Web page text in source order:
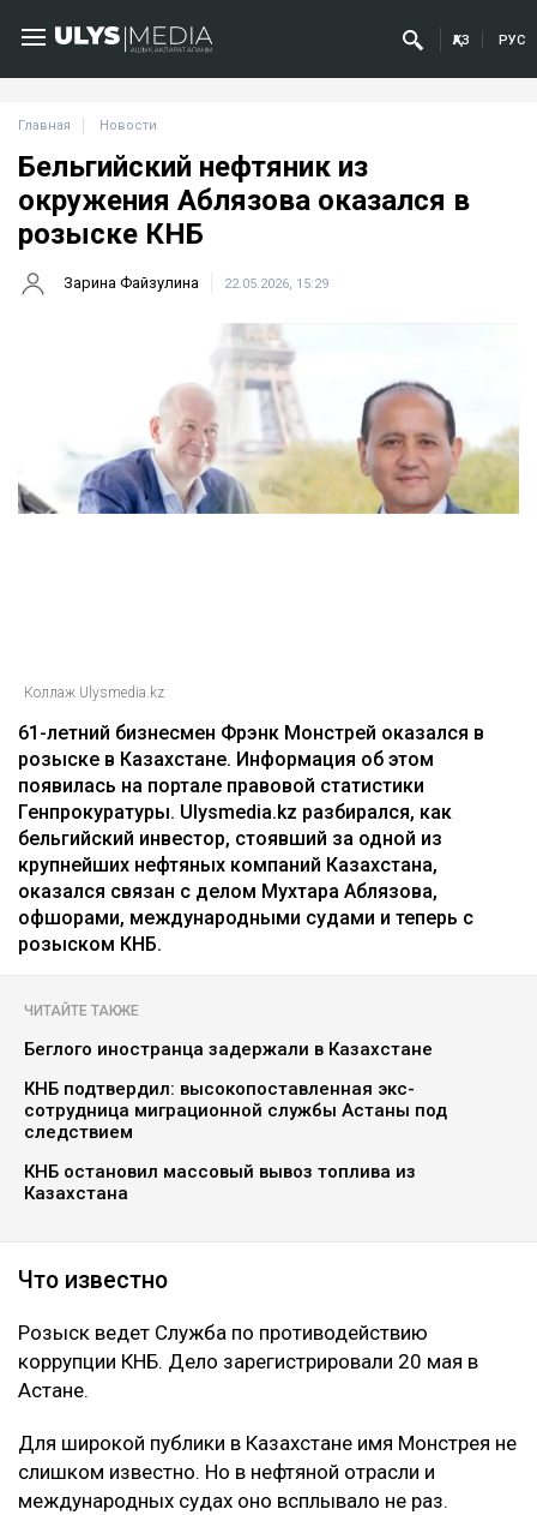
ҚАЗ РУС
Главная Новости
Бельгийский нефтяник из
окружения Аблязова оказался в
розыске КНБ
Зарина Файзулина 22.05.2026, 15:29
Коллаж Ulysmedia.kz
61-летний бизнесмен Фрэнк Монстрей оказался в
розыске в Казахстане. Информация об этом
появилась на портале правовой статистики
Генпрокуратуры. Ulysmedia.kz разбирался, как
бельгийский инвестор, стоявший за одной из
крупнейших нефтяных компаний Казахстана,
оказался связан с делом Мухтара Аблязова,
офшорами, международными судами и теперь с
розыском КНБ.
ЧИТАЙТЕ ТАКЖЕ
Беглого иностранца задержали в Казахстане
КНБ подтвердил: высокопоставленная экс-
сотрудница миграционной службы Астаны под
следствием
КНБ остановил массовый вывоз топлива из
Казахстана
Что известно
Розыск ведет Служба по противодействию
коррупции КНБ. Дело зарегистрировали 20 мая в
Астане.
Для широкой публики в Казахстане имя Монстрея не
слишком известно. Но в нефтяной отрасли и
международных судах оно всплывало не раз.